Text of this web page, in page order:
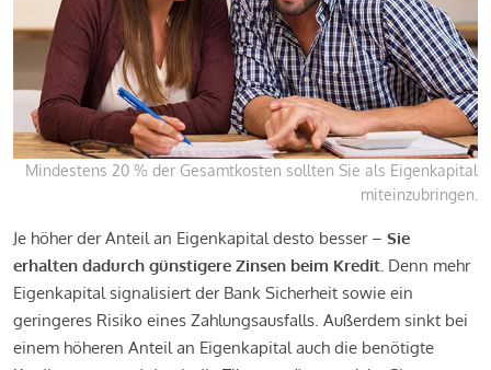
Mindestens 20 % der Gesamtkosten sollten Sie als Eigenkapital
miteinzubringen.
Je höher der Anteil an Eigenkapital desto besser – Sie
erhalten dadurch günstigere Zinsen beim Kredit. Denn mehr
Eigenkapital signalisiert der Bank Sicherheit sowie ein
geringeres Risiko eines Zahlungsausfalls. Außerdem sinkt bei
einem höheren Anteil an Eigenkapital auch die benötigte